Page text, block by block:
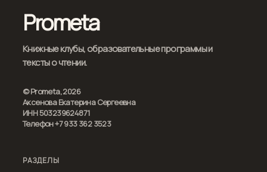
Prometa
Книжные клубы, образовательные программы и
тексты о чтении.
© Prometa, 2026
Аксенова Екатерина Сергеевна
ИНН 503239624871
Телефон +7 933 362 3523
РАЗДЕЛЫ